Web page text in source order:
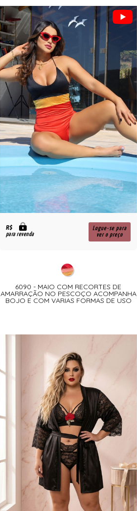
R$
para revenda
Logue-se para
ver o preço
6090 - MAIO COM RECORTES DE
AMARRAÇÃO NO PESCOÇO ACOMPANHA
BOJO E COM VARIAS FORMAS DE USO